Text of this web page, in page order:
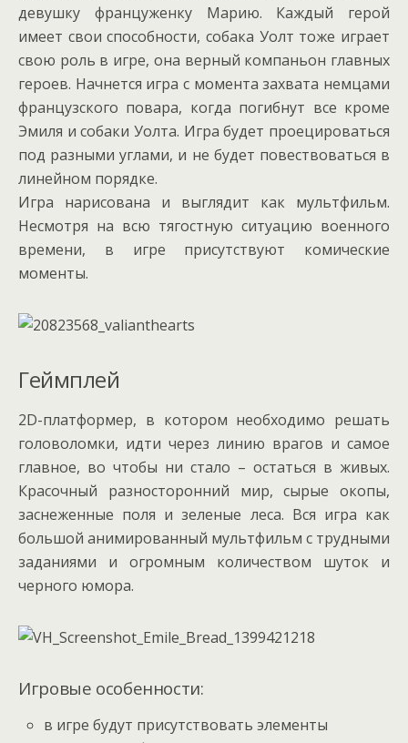
девушку француженку Марию. Каждый герой
имеет свои способности, собака Уолт тоже играет
свою роль в игре, она верный компаньон главных
героев. Начнется игра с момента захвата немцами
французского повара, когда погибнут все кроме
Эмиля и собаки Уолта. Игра будет проецироваться
под разными углами, и не будет повествоваться в
линейном порядке.
Игра нарисована и выглядит как мультфильм.
Несмотря на всю тягостную ситуацию военного
времени, в игре присутствуют комические
моменты.
Геймплей
2D-платформер, в котором необходимо решать
головоломки, идти через линию врагов и самое
главное, во чтобы ни стало – остаться в живых.
Красочный разносторонний мир, сырые окопы,
заснеженные поля и зеленые леса. Вся игра как
большой анимированный мультфильм с трудными
заданиями и огромным количеством шуток и
черного юмора.
Игровые особенности:
в игре будут присутствовать элементы